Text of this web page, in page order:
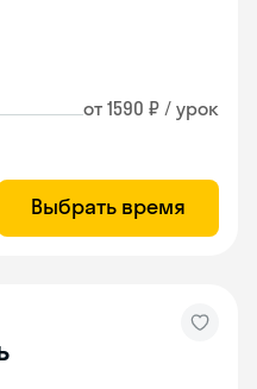
от 1590 ₽ / урок
Выбрать время